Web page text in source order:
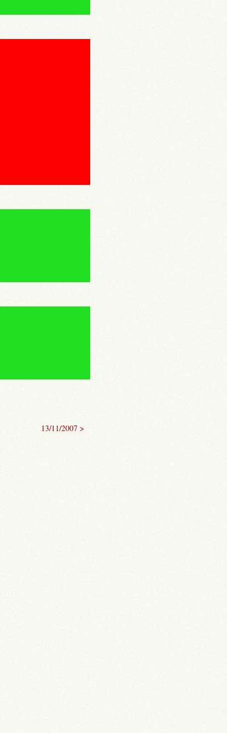
13/11/2007 >